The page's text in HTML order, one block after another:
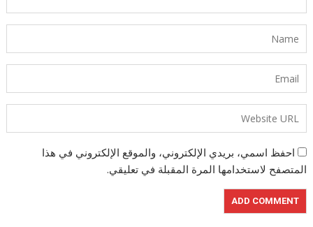
احفظ اسمي، بريدي الإلكتروني، والموقع الإلكتروني في هذا
المتصفح لاستخدامها المرة المقبلة في تعليقي.